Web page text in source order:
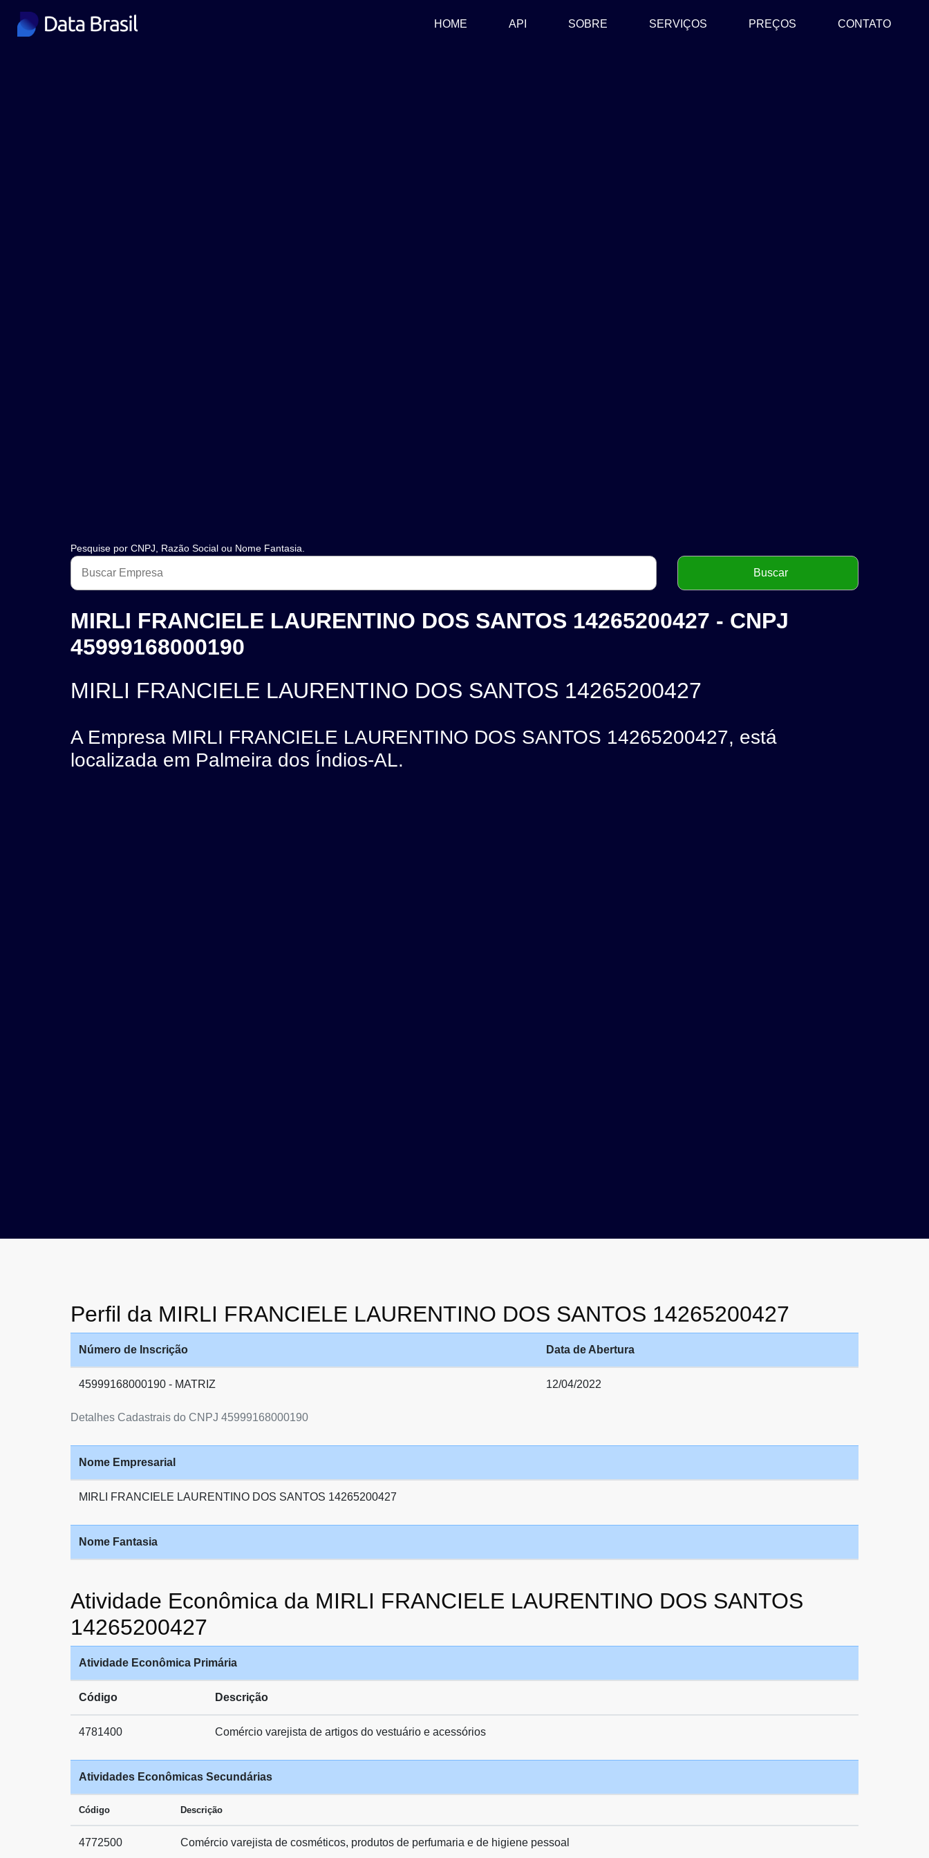
HOME (CURRENT)
API SOBRE SERVIÇOS PREÇOS CONTATO
Pesquise por CNPJ, Razão Social ou Nome Fantasia.
MIRLI FRANCIELE LAURENTINO DOS SANTOS 14265200427 - CNPJ
45999168000190
MIRLI FRANCIELE LAURENTINO DOS SANTOS 14265200427
A Empresa MIRLI FRANCIELE LAURENTINO DOS SANTOS 14265200427, está
localizada em Palmeira dos Índios-AL.
Perfil da MIRLI FRANCIELE LAURENTINO DOS SANTOS 14265200427
Detalhes Cadastrais do CNPJ 45999168000190
Número de Inscrição Data de Abertura
45999168000190 - MATRIZ 12/04/2022
Nome Empresarial
MIRLI FRANCIELE LAURENTINO DOS SANTOS 14265200427
Nome Fantasia
Atividade Econômica da MIRLI FRANCIELE LAURENTINO DOS SANTOS
14265200427
Atividade Econômica Primária
Código Descrição
4781400 Comércio varejista de artigos do vestuário e acessórios
Atividades Econômicas Secundárias
Código Descrição
4772500 Comércio varejista de cosméticos, produtos de perfumaria e de higiene pessoal